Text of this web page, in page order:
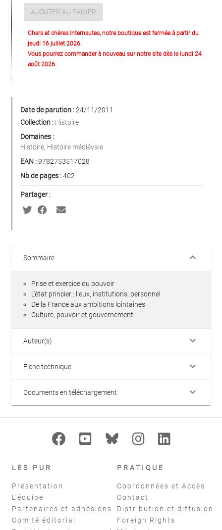
AJOUTER AU PANIER
Chers et chères Internautes, notre boutique est fermée à partir du
jeudi 16 juillet 2026.
Vous pourrez commander à nouveau sur notre site dès le lundi 24
août 2026.
Date de parution :24/11/2011
Collection : Histoire
Domaines :
Histoire, Histoire médiévale
EAN :9782753517028
Nb de pages :402
Partager :
Sommaire keyboard_arrow_down
Prise et exercice du pouvoir
L'état princier : lieux, institutions, personnel
De la France aux ambitions lointaines
Culture, pouvoir et gouvernement
Auteur(s) keyboard_arrow_down
Fiche technique keyboard_arrow_down
Documents en téléchargement keyboard_arrow_down
LES PUR
Présentation
L'équipe
Partenaires et adhésions
Comité éditorial
PRATIQUE
Coordonnées et Accès
Contact
Distribution et diffusion
Foreign Rights